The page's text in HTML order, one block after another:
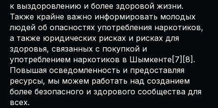
к выздоровлению и более здоровой жизни.
Также крайне важно информировать молодых
людей об опасностях употребления наркотиков,
а также юридических рисках и рисках для
здоровья, связанных с покупкой и
употреблением наркотиков в Шымкенте[7][8].
Повышая осведомленность и предоставляя
ресурсы, мы можем работать над созданием
более безопасного и здорового сообщества для
всех.